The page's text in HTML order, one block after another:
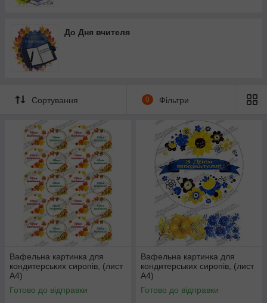
Ще більше картинок в нашому
До Дня вчителя
Сортування 0 Фільтри
Вафельна картинка для
кондитерських сиропів, (лист
А4)
Готово до відправки
Вафельна картинка для
кондитерських сиропів, (лист
А4)
Готово до відправки